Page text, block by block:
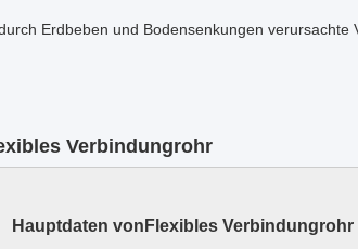
Erdbeben und Bodensenkungen verursachte
Verbindungrohr
Hauptdaten von Flexibles Verbindungrohr